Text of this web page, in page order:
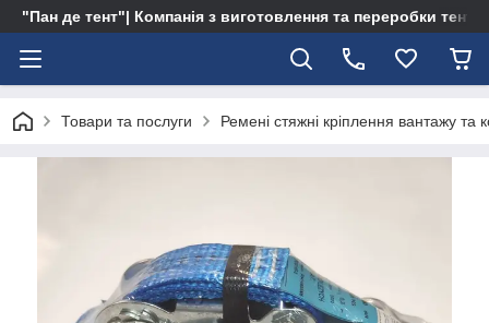
"Пан де тент"| Компанія з виготовлення та переробки тентів
Товари та послуги Ремені стяжні кріплення вантажу та